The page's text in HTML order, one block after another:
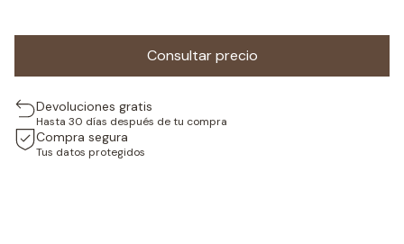
Devoluciones gratis
Hasta 30 días después de tu compra
Compra segura
Tus datos protegidos